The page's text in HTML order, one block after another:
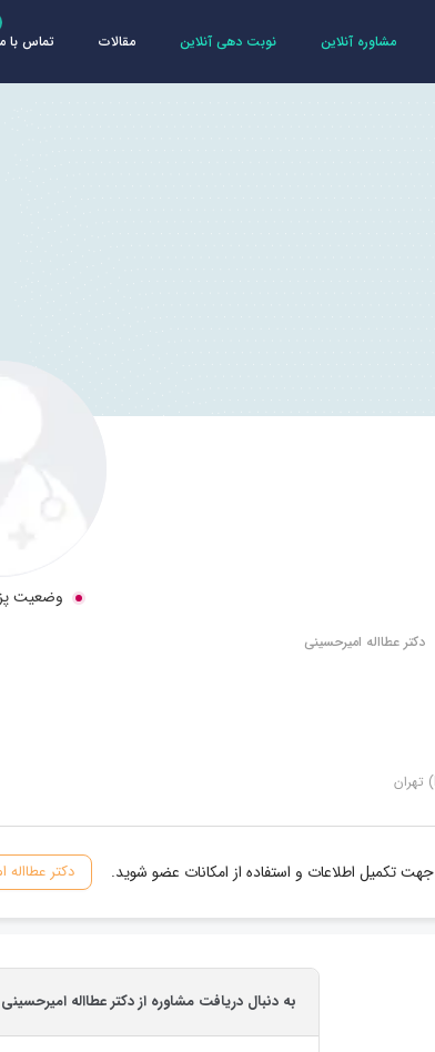
مشاوره آنلاین نوبت دهی آنلاین مقالات تماس با
وضعیت
دکتر عطااله امیرحسینی
تهران
جهت تکمیل اطلاعات و استفاده از امکانات عضو شوید. دکتر
به دنبال دریافت مشاوره از دکتر عطااله